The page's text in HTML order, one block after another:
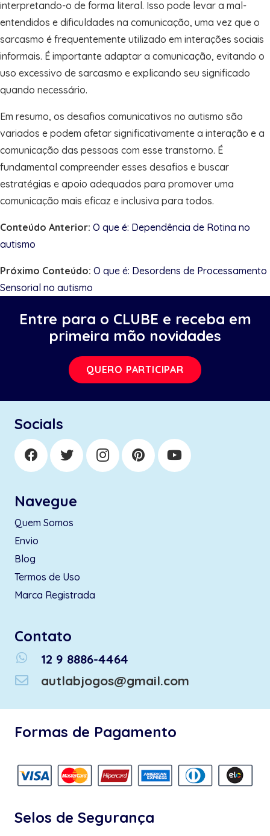
interpretando-o de forma literal. Isso pode levar a mal-
entendidos e dificuldades na comunicação, uma vez que o
sarcasmo é frequentemente utilizado em interações sociais
informais. É importante adaptar a comunicação, evitando o
uso excessivo de sarcasmo e explicando seu significado
quando necessário.
Em resumo, os desafios comunicativos no autismo são
variados e podem afetar significativamente a interação e a
comunicação das pessoas com esse transtorno. É
fundamental compreender esses desafios e buscar
estratégias e apoio adequados para promover uma
comunicação mais eficaz e inclusiva para todos.
Conteúdo Anterior: O que é: Dependência de Rotina no
autismo
Próximo Conteúdo: O que é: Desordens de Processamento
Sensorial no autismo
Entre para o CLUBE e receba em
primeira mão novidades
QUERO PARTICIPAR
Socials
Navegue
Quem Somos
Envio
Blog
Termos de Uso
Marca Registrada
Contato
whatsapp
12 9 8886-4464
autlabjogos@gmail.com
Formas de Pagamento
Selos de Segurança